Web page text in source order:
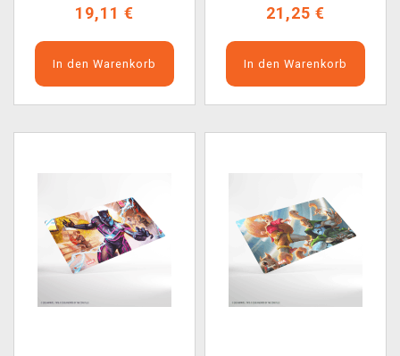
19,11 €
In den Warenkorb
21,25 €
In den Warenkorb